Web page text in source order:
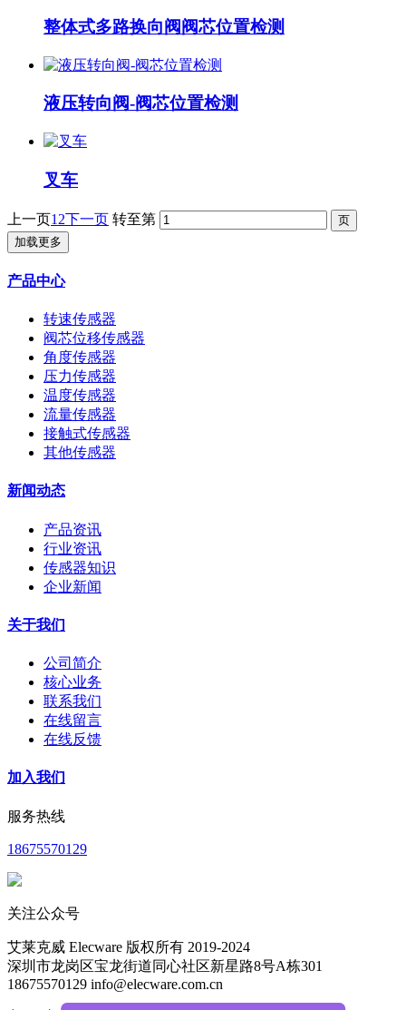
整体式多路换向阀阀芯位置检测
液压转向阀-阀芯位置检测
叉车
上一页1 2下一页 转至第
加载更多
产品中心
转速传感器
阀芯位移传感器
角度传感器
压力传感器
温度传感器
流量传感器
接触式传感器
其他传感器
新闻动态
产品资讯
行业资讯
传感器知识
企业新闻
关于我们
公司简介
核心业务
联系我们
在线留言
在线反馈
加入我们
服务热线
18675570129
关注公众号
艾莱克威 Elecware 版权所有 2019-2024
深圳市龙岗区宝龙街道同心社区新星路8号A栋301
18675570129 info@elecware.com.cn